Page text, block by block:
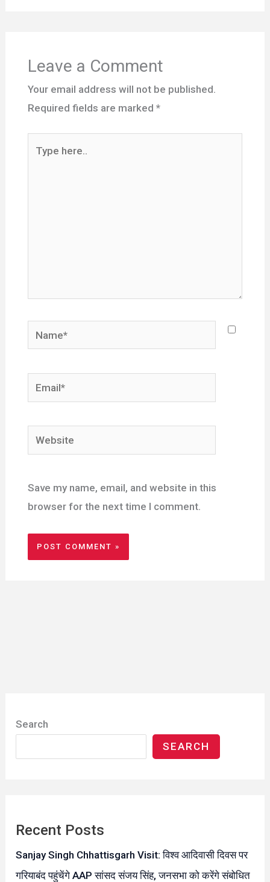
Leave a Comment
Your email address will not be published.
Required fields are marked *
here..
Name*
Email*
Website
Save my name, email, and website in this
browser for the next time I comment.
Search
SEARCH
Recent Posts
Sanjay Singh Chhattisgarh Visit: विश्व आदिवासी दिवस पर
गरियाबंद पहुंचेंगे AAP सांसद संजय सिंह, जनसभा को करेंगे संबोधित